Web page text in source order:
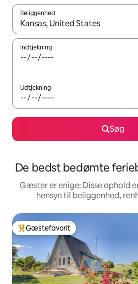
Beliggenhed
Når resultaterne er tilgængelige,
Indtjekning
Udtjekning
Søg
De bedst bedømte
Gæster er enige: Disse ophold
hensyn til beliggenhed,
Bedste gæstefavorit
Gæstefavorit